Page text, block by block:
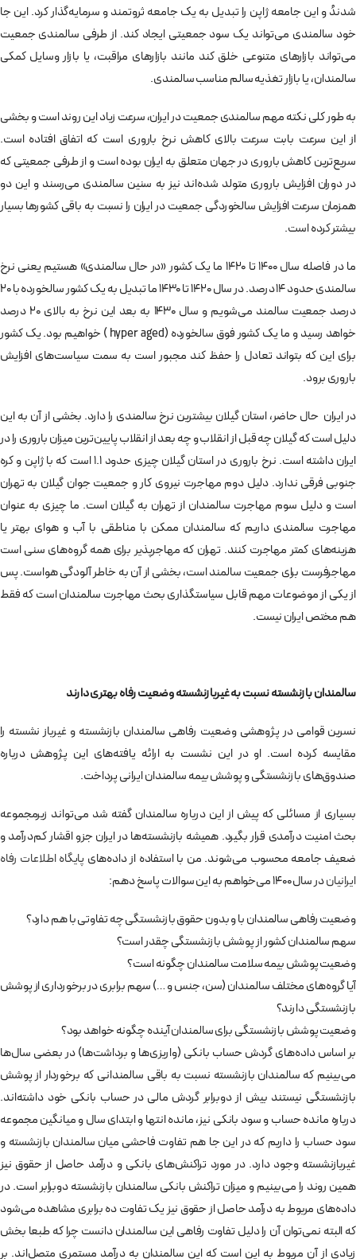
شدندُ و این جامعه ژاپن را تبدیل به یک جامعه ثروتمند و سرمایه‌گذار کرد. این جا
خود سالمندی می‌تواند یک سود جمعیتی ایجاد کند. از طرفی سالمندی جمعیت
می‌تواند بازارهای متنوعی خلق کند مانند بازارهای مراقبت، یا بازار وسایل کمکی
سالمندان، یا بازار تغذیه سالم مناسب سالمندی.
به طور کلی نکته مهم سالمندی جمعیت در ایران، سرعت زیاد این روند است و بخشی
از این سرعت بابت سرعت بالای کاهش نرخ باروری است که اتفاق افتاده است.
سریع‌ترین کاهش باروری در جهان متعلق به ایران بوده است و از طرفی جمعیتی که
در دوران افزایش باروری متولد شده‌اند نیز به سنین سالمندی می‌رسند و این دو
همزمان سرعت افزایش سالخوردگی جمعیت در ایران را نسبت به باقی کشورها بسیار
بیشتر کرده است.
ما در فاصله سال ۱۴۰۰ تا ۱۴۲۰ ما یک کشور «در حال سالمندی» هستیم یعنی نرخ
سالمندی حدود ۱۴ درصد. در سال ۱۴۲۰ تا ۱۴۳۰ ما تبدیل به یک کشور سالخورده با ۲۰
درصد جمعیت سالمند می‌شویم و سال ۱۴۳۰ به بعد این نرخ به بالای ۲۰ درصد
خواهد رسید و ما یک کشور فوق سالخورده (hyper aged ) خواهیم بود. یک کشور
برای این که بتواند تعادل را حفظ کند مجبور است به سمت سیاست‌های افزایش
باروری برود.
در ایران حال حاضر، استان گیلان بیشترین نرخ سالمندی را دارد. بخشی از آن به این
دلیل است که گیلان چه قبل از انقلاب و چه بعد از انقلاب پایین‌ترین میزان باروری را در
ایران داشته است. نرخ باروری در استان گیلان چیزی حدود ۱.۱ است که با ژاپن و کره
جنوبی فرقی ندارد. دلیل دوم مهاجرت نیروی کار و جمعیت جوان گیلان به تهران
است و دلیل سوم مهاجرت سالمندان از تهران به گیلان است. ما چیزی به عنوان
مهاجرت سالمندی داریم که سالمندان ممکن با مناطقی با آب و هوای بهتر یا
هزینه‌های کمتر مهاجرت کنند. تهران که مهاجرپذیر برای همه‌ گروه‌های سنی است
مهاجرفرست برای جمعیت سالمند است، بخشی از آن به خاطر آلودگی هواست. پس
از یکی از موضوعات مهم قابل سیاستگذاری بحث مهاجرت سالمندان است که فقط
هم مختص ایران نیست.
سالمندان بازنشسته نسبت به غیربازنشسته وضعیت رفاه بهتری دارند
نسرین قوامی در پژوهشی وضعیت رفاهی سالمندان بازنشسته و غیرباز نشسته را
مقایسه کرده است. او در این نشست به ارائه یافته‌های این پژوهش درباره
صندوق‌های بازنشستگی و پوشش بیمه‌ سالمندان ایرانی پرداخت.
بسیاری از مسائلی که پیش از این درباره سالمندان گفته شد می‌تواند زیرمجموعه
بحث امنیت درآمدی قرار بگیرد. همیشه بازنشسته‌ها در ایران جزو اقشار کم‌درآمد و
ضعیف جامعه محسوب می‌شوند. من با استفاده از داده‌های پایگاه اطلاعات رفاه
ایرانیاندر سال ۱۴۰۰ می‌خواهم به این سوالات پاسخ دهم:
وضعیت رفاهی سالمندان با و بدون حقوق بازنشستگی چه تفاوتی با هم دارد؟
سهم سالمندان کشور از پوشش بازنشستگی چقدر است؟
وضعیت پوشش بیمه سلامت سالمندان چگونه است؟
آیا گروه‌های مختلف سالمندان (سن، جنس و …) سهم برابری در برخورداری از پوشش
بازنشستگی دارند؟
وضعیت پوشش بازنشستگی برای سالمندان آینده چگونه خواهد بود؟
بر اساس داده‌های گردش حساب بانکی (واریزی‌ها و برداشت‌ها) در بعضی سال‌ها
می‌بینیم که سالمندان بازنشسته نسبت به باقی سالمندانی که برخوردار از پوشش
بازنشستگی نیستند بیش از دوبرابر گردش مالی در حساب بانکی خود داشته‌اند.
درباره مانده حساب و سود بانکی نیز، مانده انتها و ابتدای سال و میانگین مجموعه
سود حساب را داریم که در این جا هم تفاوت فاحشی میان سالمندان بازنشسته و
غیربازنشسته وجود دارد. در مورد تراکنش‌های بانکی و درآمد حاصل از حقوق نیز
همین روند را می‌بینیم و میزان تراکنش بانکی سالمندان بازنشسته دوبرابر است. در
داده‌های مربوط به درآمد حاصل از حقوق نیز یک تفاوت ده برابری مشاهده می‌شود
که البته نمی‌توان آن را دلیل تفاوت رفاهی این سالمندان دانست چرا که طبعا بخش
زیادی از آن مربوط به این است که این سالمندان به درآمد مستمری متصل‌اند. بر